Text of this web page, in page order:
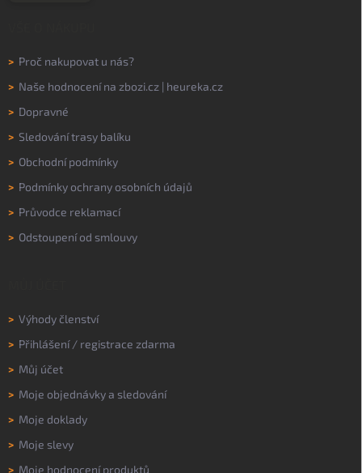
> Proč nakupovat u nás?
> Naše hodnocení na zbozi.cz | heureka.cz
> Dopravné
> Sledování trasy balíku
> Obchodní podmínky
> Podmínky ochrany osobních údajů
> Průvodce reklamací
> Odstoupení od smlouvy
> Výhody členství
> Přihlášení/ registrace zdarma
> Můj účet
> Moje objednávky a sledování
> Moje doklady
> Moje slevy
> Moje hodnocení produktů